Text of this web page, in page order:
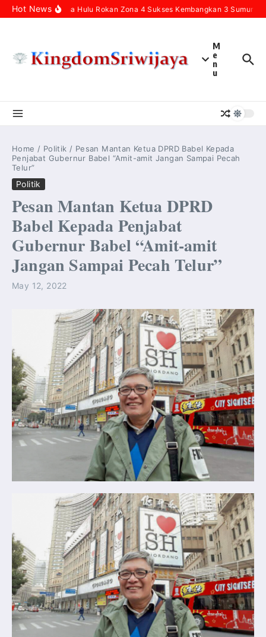
Skip to content
Hot NewsPertamina Hulu Rokan Zona 4 Sukses Kembangkan 3 Sumur
M
e
n
u
Home / Politik / Pesan Mantan Ketua DPRD Babel Kepada
Penjabat Gubernur Babel “Amit-amit Jangan Sampai Pecah
Telur”
Politik
Pesan Mantan Ketua DPRD
Babel Kepada Penjabat
Gubernur Babel “Amit-amit
Jangan Sampai Pecah Telur”
May 12, 2022